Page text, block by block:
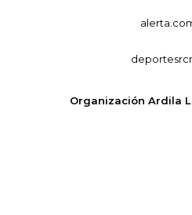
Organización Ardila